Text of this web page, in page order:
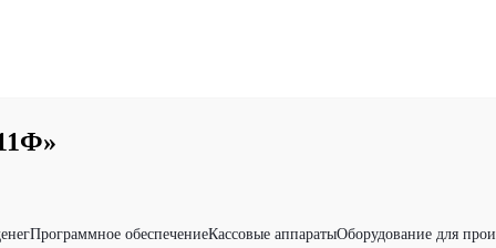
Программное обеспечениеКассовые аппаратыОборудование для